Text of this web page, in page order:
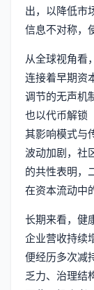
出，以降低市
信息不对称，
从全球视角看
连接着早期资
调节的无声机
也以代币解锁
其影响模式与
波动加剧，社
的共性表明，
在资本流动中
长期来看，健
企业营收持续
便经历多次减
乏力、治理结